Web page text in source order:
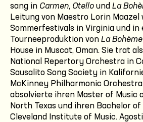
sang in Carmen, Otello und La
Leitung von Maestro Lorin Maazel
Sommerfestivals in Virginia und in
Tourneeproduktion von La Bohème
House in Muscat, Oman. Sie trat
National Repertory Orchestra in
Sausalito Song Society in
McKinney Philharmonic Orchestra
absolvierte ihren Master of Music
North Texas und ihren Bachelor of
Cleveland Institute of Music.